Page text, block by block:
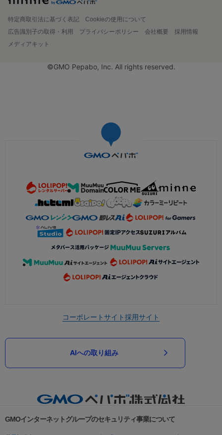
特定商取引法に基づく表記
Cookieの使用について
広告識別子の取得・利用
プライバシーポリシー 会社概要
採用情報
メディアキット
©GMO Pepabo, Inc. All rights reserved.
コーポレートサイト採用サイト
AIへの取り組み
GMOインターネットグループのセキュリティ事業について